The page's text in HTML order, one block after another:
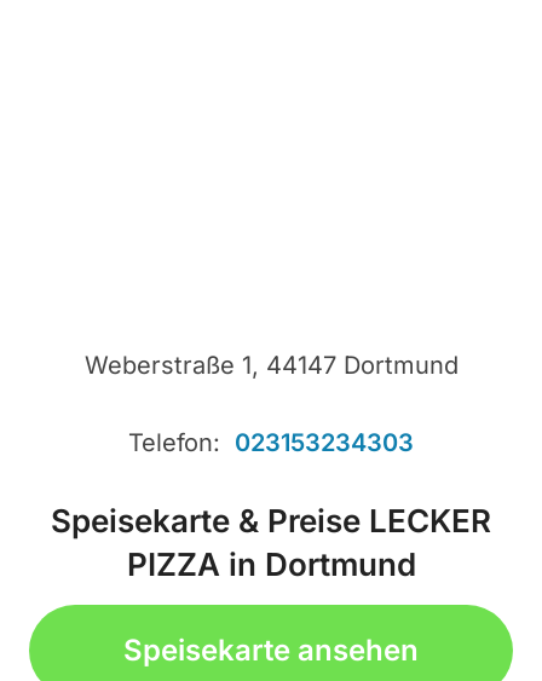
Weberstraße 1, 44147 Dortmund
Telefon: 023153234303
Speisekarte & Preise LECKER
PIZZA in Dortmund
Speisekarte ansehen